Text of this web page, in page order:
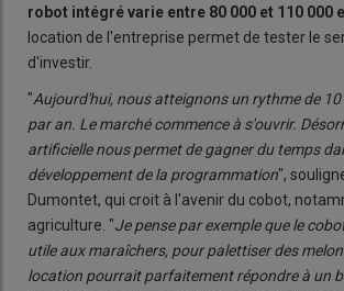
robot intégré varie entre 80 000 et 110 000
location de l'entreprise permet de tester le
d'investir.
"Aujourd'hui, nous atteignons un rythme de
par an. Le marché commence à s'ouvrir.
artificielle nous permet de gagner du temps
développement de la programmation",
Dumontet, qui croit à l'avenir du cobot,
agriculture. "Je pense par exemple que le
utile aux maraîchers, pour palettiser des
location pourrait parfaitement répondre à un